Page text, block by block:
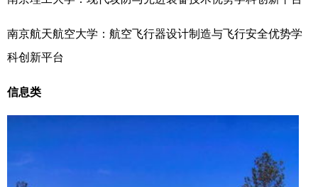
南京航天航空大学：航空飞行器设计制造与飞行安全优势学
科创新平台
信息类